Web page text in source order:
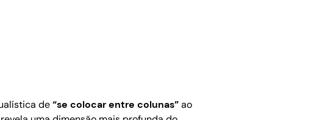
de“se colocar entre colunas”ao